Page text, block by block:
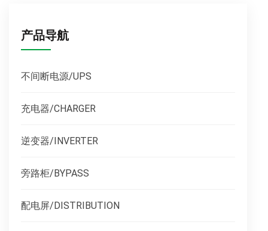
产品导航
不间断电源/UPS
充电器/CHARGER
逆变器/INVERTER
旁路柜/BYPASS
配电屏/DISTRIBUTION